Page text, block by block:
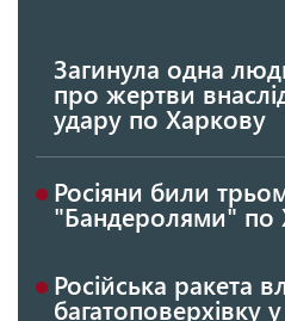
Загинула одна
про жертви
удару по Харкову
Росіяни били
"Бандеролями" по
Російська ракета
багатоповерхівку